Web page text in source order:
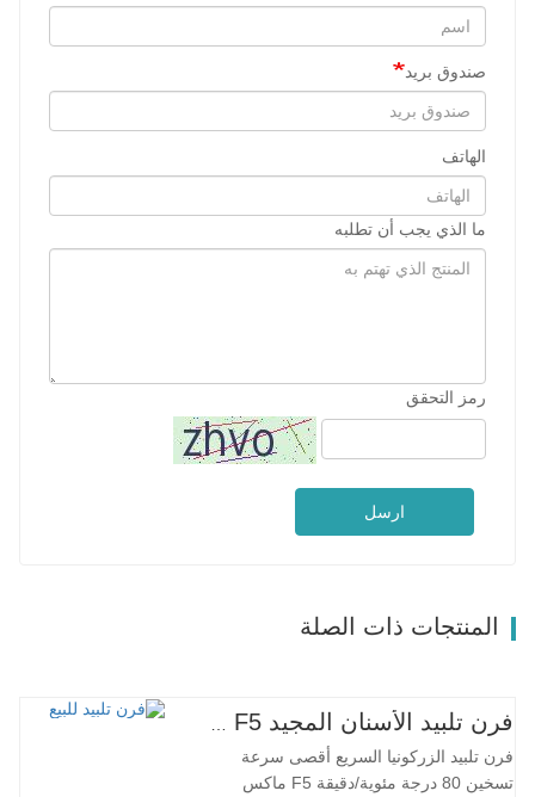
صندوق بريد
الهاتف
ما الذي يجب أن تطلبه
رمز التحقق
ارسل
المنتجات ذات الصلة
فرن تلبيد الزركونيا السريع أقصى سرعة
تسخين 80 درجة مئوية/دقيقة F5 ماكس